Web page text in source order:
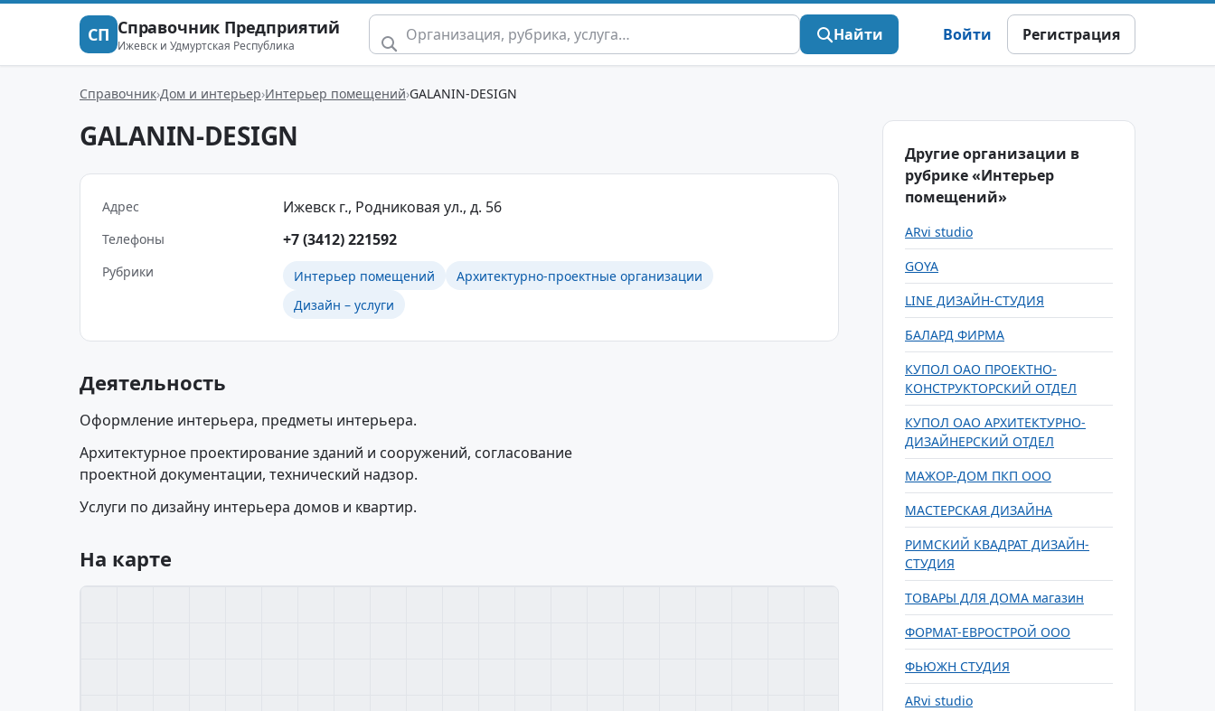
СП Справочник Предприятий
Ижевск и Удмуртская Республика
Найти Войти Регистрация
Справочник Дом и интерьер Интерьер помещений GALANIN-DESIGN
GALANIN-DESIGN
Адрес Ижевск г., Родниковая ул., д. 56
Телефоны +7 (3412) 221592
Рубрики Интерьер помещений
Архитектурно-проектные организации
Дизайн – услуги
Деятельность
Оформление интерьера, предметы интерьера.
Архитектурное проектирование зданий и сооружений, согласование
проектной документации, технический надзор.
Услуги по дизайну интерьера домов и квартир.
На карте
Другие организации в
рубрике «Интерьер
помещений»
ARvi studio
GOYA
LINE ДИЗАЙН-СТУДИЯ
БАЛАРД ФИРМА
КУПОЛ ОАО ПРОЕКТНО-
КОНСТРУКТОРСКИЙ ОТДЕЛ
КУПОЛ ОАО АРХИТЕКТУРНО-
ДИЗАЙНЕРСКИЙ ОТДЕЛ
МАЖОР-ДОМ ПКП ООО
МАСТЕРСКАЯ ДИЗАЙНА
РИМСКИЙ КВАДРАТ ДИЗАЙН-
СТУДИЯ
ТОВАРЫ ДЛЯ ДОМА магазин
ФОРМАТ-ЕВРОСТРОЙ ООО
ФЬЮЖН СТУДИЯ
ARvi studio